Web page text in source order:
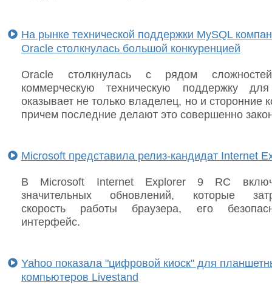
На рынке технической поддержки MySQL
Oracle столкнулась большой конкуренцией
Oracle столкнулась с рядом
коммерческую техническую поддержку
оказывает не только владелец, но и сторонние
причем последние делают это совершенно
Microsoft представила релиз-кандидат Internet
В Microsoft Internet Explorer 9 RC
значительных обновлений, которые
скорость работы браузера, его
интерфейс.
Yahoo показала "цифровой киоск" для
компьютеров Livestand